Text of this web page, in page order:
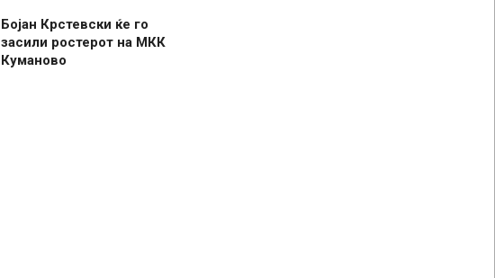
Бојан Крстевски ќе го
засили ростерот на МКК
Куманово